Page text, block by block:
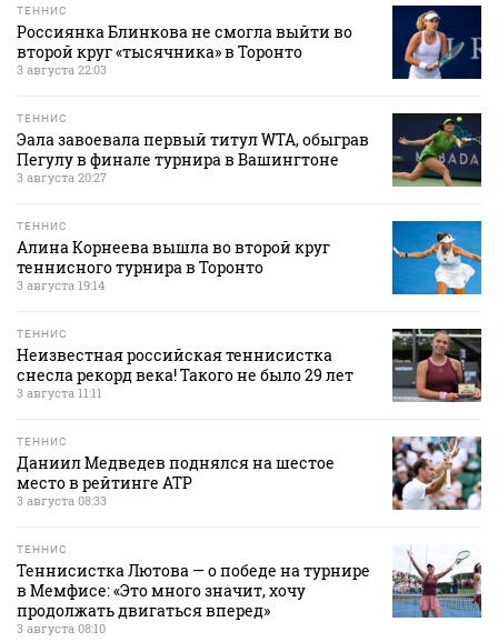
ТЕННИС
Россиянка Блинкова не смогла выйти во
второй круг «тысячника» в Торонто
3 августа 22:03
ТЕННИС
Эала завоевала первый титул WTA, обыграв
Пегулу в финале турнира в Вашингтоне
3 августа 20:27
ТЕННИС
Алина Корнеева вышла во второй круг
теннисного турнира в Торонто
3 августа 19:14
ТЕННИС
Неизвестная российская теннисистка
снесла рекорд века! Такого не было 29 лет
3 августа 11:11
ТЕННИС
Даниил Медведев поднялся на шестое
место в рейтинге АТР
3 августа 08:33
ТЕННИС
Теннисистка Лютова — о победе на турнире
в Мемфисе: «Это много значит, хочу
продолжать двигаться вперед»
3 августа 08:10